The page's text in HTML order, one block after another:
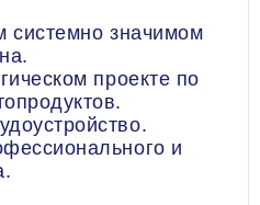
системно значимом
проекте по
и